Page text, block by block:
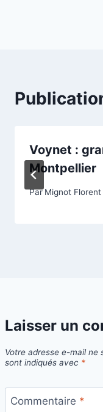
Voynet :
Montpellier
Par Mignot Florent
Laisser un
Votre adresse e-mail ne
sont indiqués avec *
Commentaire *